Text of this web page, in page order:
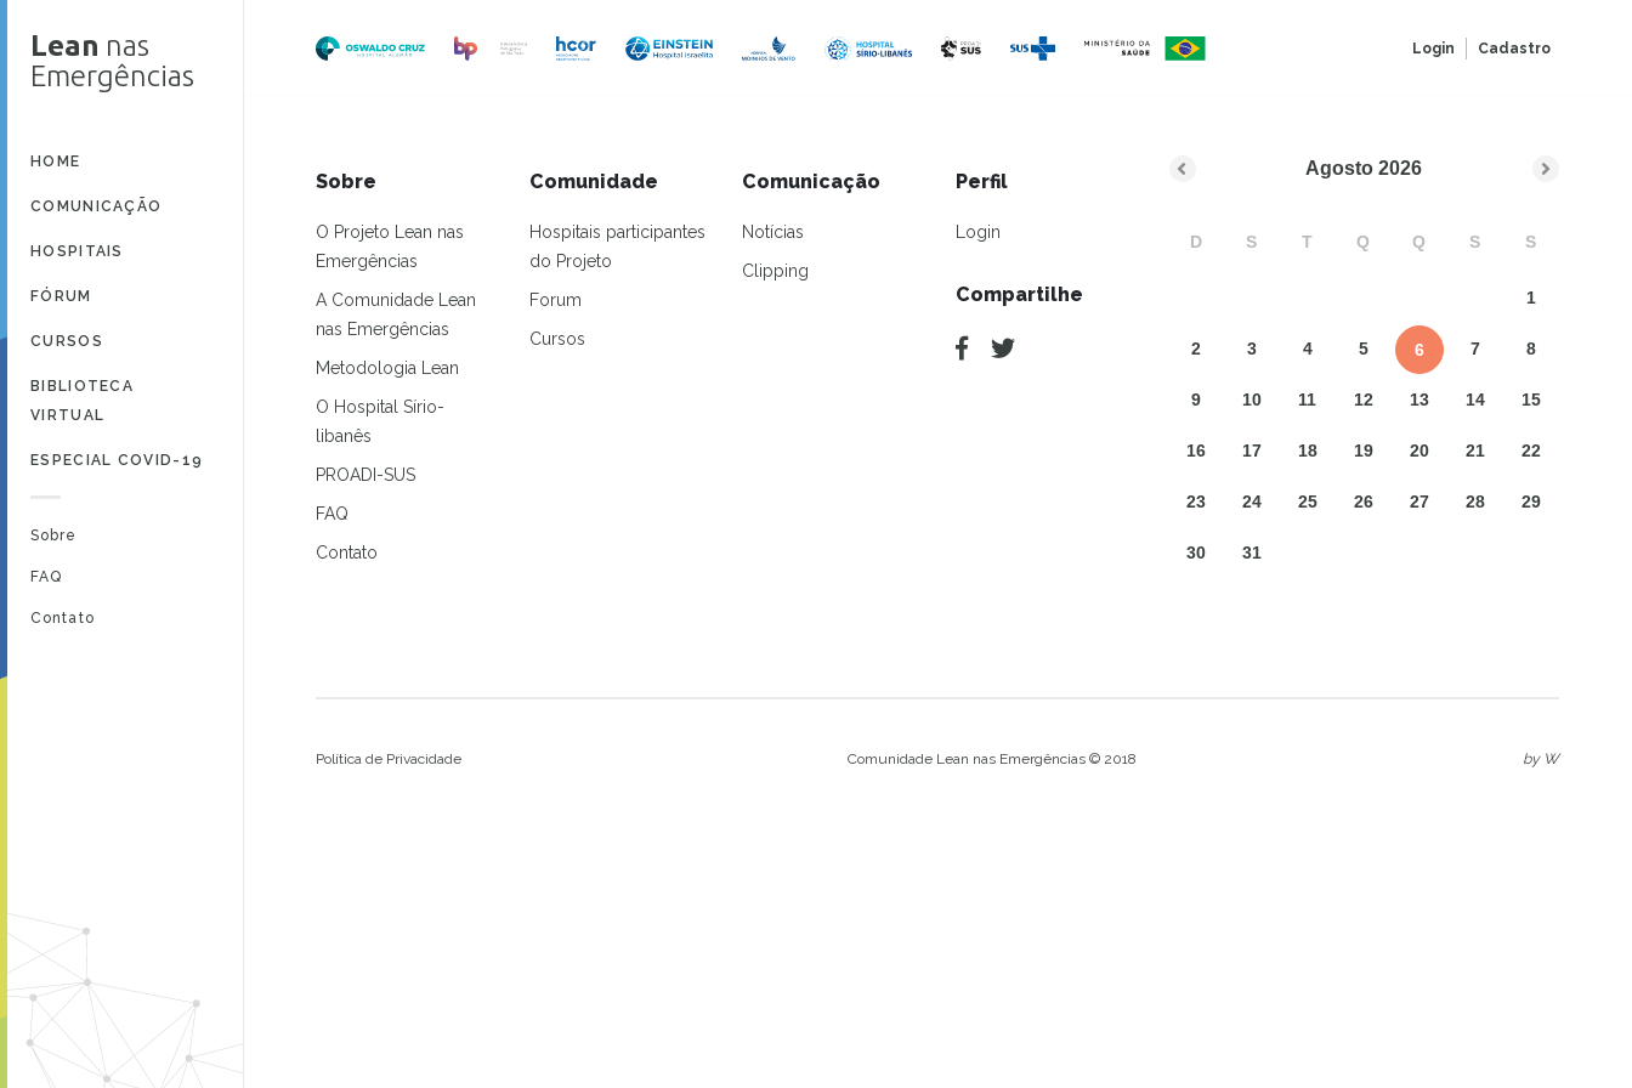
Login Cadastro
Lean nas
Emergências
HOME
COMUNICAÇÃO
HOSPITAIS
FÓRUM
CURSOS
BIBLIOTECA
VIRTUAL
ESPECIAL COVID-19
Sobre
FAQ
Contato
Sobre
O Projeto Lean nas
Emergências
A Comunidade Lean
nas Emergências
Metodologia Lean
O Hospital Sírio-
libanês
PROADI-SUS
FAQ
Contato
Comunidade
Hospitais participantes
do Projeto
Forum
Cursos
Comunicação
Notícias
Clipping
Perfil
Login
Compartilhe
Agosto 2026
D S T Q Q S S
1
2 3 4 5 6 7 8
9 10 11 12 13 14 15
16 17 18 19 20 21 22
23 24 25 26 27 28 29
30 31
Política de Privacidade Comunidade Lean nas Emergências © 2018 by W